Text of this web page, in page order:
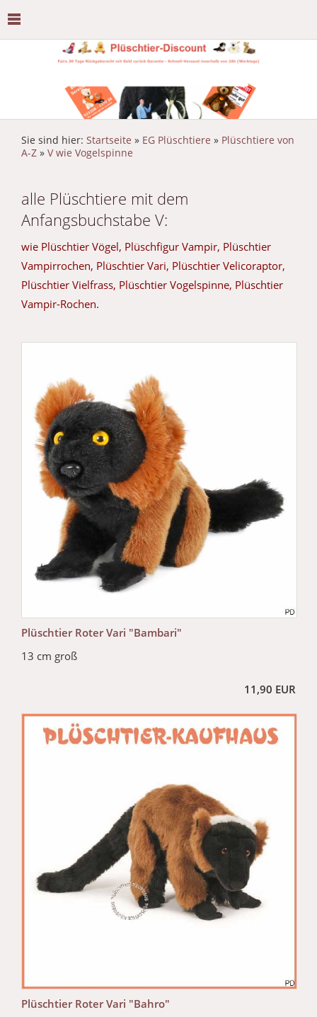
Sie sind hier: Startseite » EG Plüschtiere » Plüschtiere von
A-Z » V wie Vogelspinne
alle Plüschtiere mit dem
Anfangsbuchstabe V:
wie Plüschtier Vögel, Plüschfigur Vampir, Plüschtier
Vampirrochen, Plüschtier Vari, Plüschtier Velicoraptor,
Plüschtier Vielfrass, Plüschtier Vogelspinne, Plüschtier
Vampir-Rochen.
Plüschtier Roter Vari "Bambari"
13 cm groß
11,90 EUR
Plüschtier Roter Vari "Bahro"